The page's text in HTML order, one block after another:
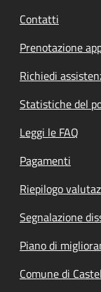
Contatti
Prenotazione
Richiedi
Statistiche del
Leggi le FAQ
Pagamenti
Riepilogo
Segnalazione
Piano di
Comune di